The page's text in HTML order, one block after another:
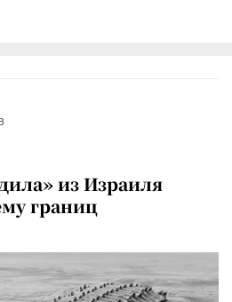
из Израиля
границ